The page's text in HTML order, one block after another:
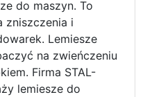
do maszyn. To
zniszczenia i
Lemiesze
na zwieńczeniu
Firma STAL-
lemiesze do